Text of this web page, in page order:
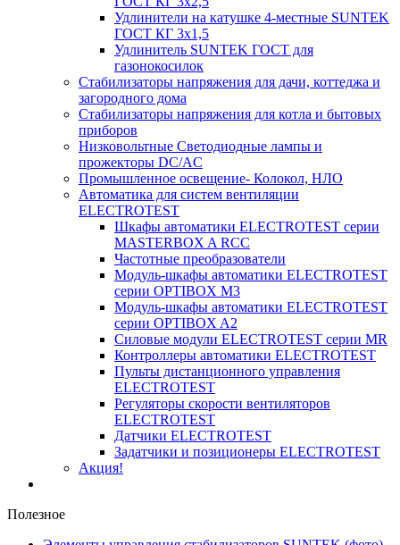
Удлинители на катушке 4-местные SUNTEK
ГОСТ КГ 3х1,5
Удлинитель SUNTEK ГОСТ для
газонокосилок
Стабилизаторы напряжения для дачи, коттеджа и
загородного дома
Стабилизаторы напряжения для котла и бытовых
приборов
Низковольтные Светодиодные лампы и
прожекторы DC/AC
Промышленное освещение- Колокол, НЛО
Автоматика для систем вентиляции
ELECTROTEST
Шкафы автоматики ELECTROTEST серии
MASTERBOX A RCC
Частотные преобразователи
Модуль-шкафы автоматики ELECTROTEST
серии OPTIBOX M3
Модуль-шкафы автоматики ELECTROTEST
серии OPTIBOX A2
Силовые модули ELECTROTEST серии MR
Контроллеры автоматики ELECTROTEST
Пульты дистанционного управления
ELECTROTEST
Регуляторы скорости вентиляторов
ELECTROTEST
Датчики ELECTROTEST
Задатчики и позиционеры ELECTROTEST
Акция!
Полезное